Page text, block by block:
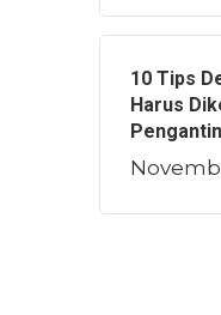
10 Tips
Harus
Pengantin